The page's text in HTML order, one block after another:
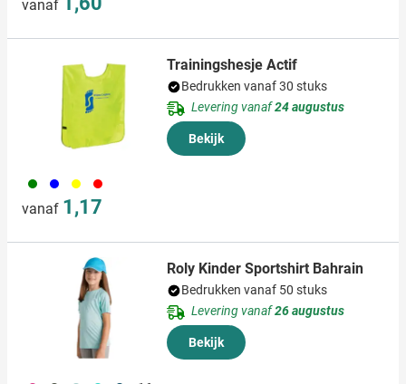
vanaf
004 005 006 008
vanaf 1,17
Trainingshesje Actif
Bedrukken vanaf 30 stuks
Levering vanaf24 augustus
Bekijk
Roly Kinder Sportshirt Bahrain
Bedrukken vanaf 50 stuks
Levering vanaf26 augustus
Bekijk